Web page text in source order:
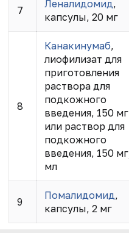
7
Леналидомид,
капсулы, 20 мг
8
Канакинумаб,
лиофилизат для
приготовления
раствора для
подкожного
введения, 150
или раствор для
подкожного
введения, 150
мл
9
Помалидомид,
капсулы, 2 мг